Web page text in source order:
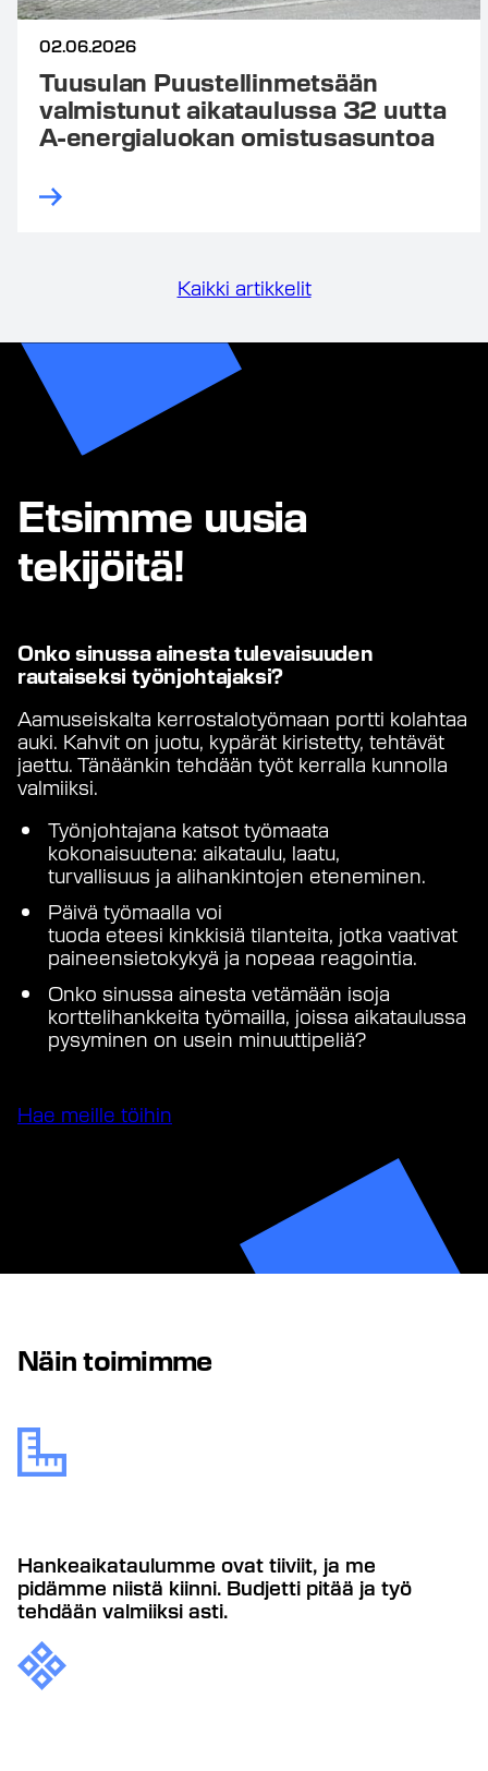
02.06.2026
Tuusulan Puustellinmetsään
valmistunut aikataulussa 32 uutta
A-energialuokan omistusasuntoa
Kaikki artikkelit
Etsimme uusia
tekijöitä!
Onko sinussa ainestatulevaisuuden
rautaiseksi työnjohtajaksi?
Aamuseiskalta kerrostalotyömaan portti kolahtaa
auki. Kahvit on juotu, kypärät kiristetty, tehtävät
jaettu. Tänäänkin tehdään työt kerralla kunnolla
valmiiksi.
Työnjohtajana katsot työmaata
kokonaisuutena: aikataulu, laatu,
turvallisuus ja alihankintojen eteneminen.
Päivä työmaalla voi
tuoda eteesi kinkkisiä tilanteita, jotka vaativat
paineensietokykyä ja nopeaa reagointia.
Onko sinussa ainesta vetämään isoja
korttelihankkeita työmailla, joissa aikataulussa
pysyminen on usein minuuttipeliä?
Hae meille töihin
Näin toimimme
Hankeaikataulumme ovat tiiviit, ja me
pidämme niistä kiinni. Budjetti pitää ja työ
tehdään valmiiksi asti.